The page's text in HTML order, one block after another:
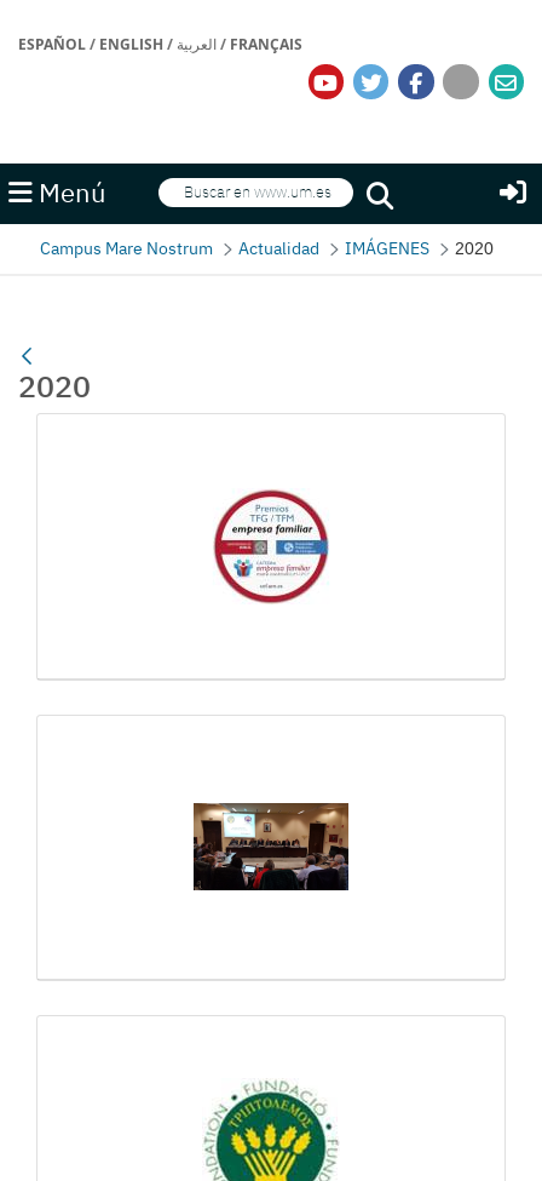
ESPAÑOL/ ENGLISH / العربية/ FRANÇAIS
Menú Buscar
Buscar
Campus Mare Nostrum Actualidad IMÁGENES 2020
2020